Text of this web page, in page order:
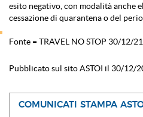
esito negativo, con modalità anche
cessazione di quarantena o del
Fonte = TRAVEL NO STOP 30/12/21
Pubblicato sul sito ASTOI il 30/12/
COMUNICATI STAMPA